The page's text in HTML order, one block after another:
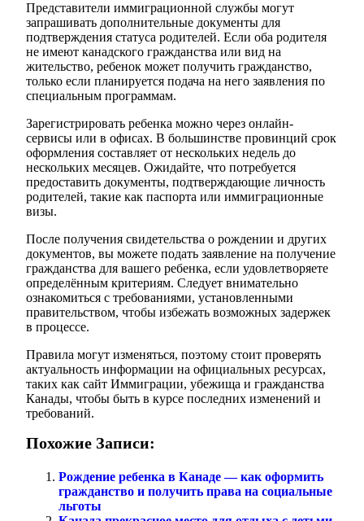
Представители иммиграционной службы могут
запрашивать дополнительные документы для
подтверждения статуса родителей. Если оба родителя
не имеют канадского гражданства или вид на
жительство, ребенок может получить гражданство,
только если планируется подача на него заявления по
специальным программам.
Зарегистрировать ребенка можно через онлайн-
сервисы или в офисах. В большинстве провинций срок
оформления составляет от нескольких недель до
нескольких месяцев. Ожидайте, что потребуется
предоставить документы, подтверждающие личность
родителей, такие как паспорта или иммиграционные
визы.
После получения свидетельства о рождении и других
документов, вы можете подать заявление на получение
гражданства для вашего ребенка, если удовлетворяете
определённым критериям. Следует внимательно
ознакомиться с требованиями, установленными
правительством, чтобы избежать возможных задержек
в процессе.
Правила могут изменяться, поэтому стоит проверять
актуальность информации на официальных ресурсах,
таких как сайт Иммиграции, убежища и гражданства
Канады, чтобы быть в курсе последних изменений и
требований.
Похожие Записи:
Рождение ребенка в Канаде — как оформить
гражданство и получить права на социальные
льготы